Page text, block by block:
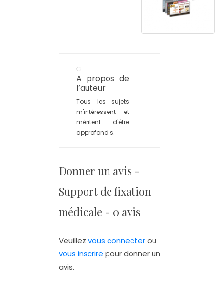
A propos de
l’auteur
Tous les sujets
m'intéressent et
méritent d'être
approfondis.
Donner un avis -
Support de fixation
médicale - 0 avis
Veuillez vous connecterou
vous inscrire pour donner un
avis.